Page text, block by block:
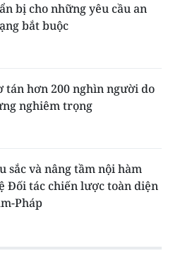
bị cho những yêu cầu an
bắt buộc
tán hơn 200 nghìn người do
nghiêm trọng
sắc và nâng tầm nội hàm
Đối tác chiến lược toàn diện
Pháp